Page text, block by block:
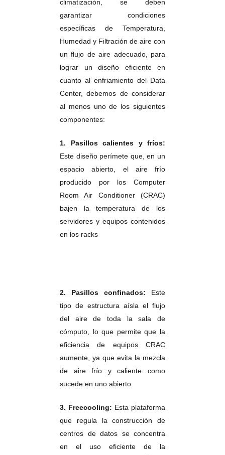
climatización, se deben
garantizar condiciones
específicas de Temperatura,
Humedad y Filtración de aire con
un flujo de aire adecuado, para
lograr un diseño eficiente en
cuanto al enfriamiento del Data
Center, debemos de considerar
al menos uno de los siguientes
componentes:
1. Pasillos calientes y fríos:
Este diseño perímete que, en un
espacio abierto, el aire frío
producido por los Computer
Room Air Conditioner (CRAC)
bajen la temperatura de los
servidores y equipos contenidos
en los racks
2. Pasillos confinados: Este
tipo de estructura aísla el flujo
del aire de toda la sala de
cómputo, lo que permite que la
eficiencia de equipos CRAC
aumente, ya que evita la mezcla
de aire frío y caliente como
sucede en uno abierto.
3. Freecooling: Esta plataforma
que regula la construcción de
centros de datos se concentra
en el uso eficiente de la